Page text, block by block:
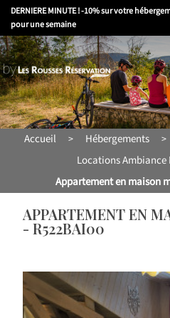
DERNIERE MINUTE ! -10% sur votre
pour une semaine
Accueil > Hébergements >
Locations Ambiance
Appartement en maison
APPARTEMENT EN
- R522BAI00